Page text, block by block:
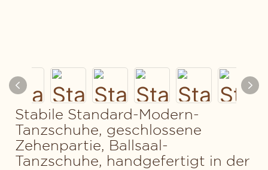
Stabile Standard-Modern-
Tanzschuhe, geschlossene
Zehenpartie, Ballsaal-
Tanzschuhe, handgefertigt in der